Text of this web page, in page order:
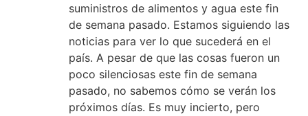
suministros de alimentos y agua este fin
de semana pasado. Estamos siguiendo las
noticias para ver lo que sucederá en el
país. A pesar de que las cosas fueron un
poco silenciosas este fin de semana
pasado, no sabemos cómo se verán los
próximos días. Es muy incierto, pero